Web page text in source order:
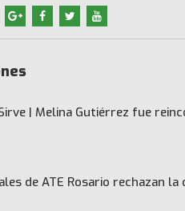
| Melina Gutiérrez fue
de ATE Rosario rechazan